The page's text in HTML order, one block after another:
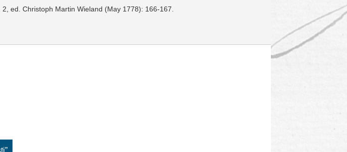
2, ed. Christoph Martin Wieland (May 1778): 166-167.